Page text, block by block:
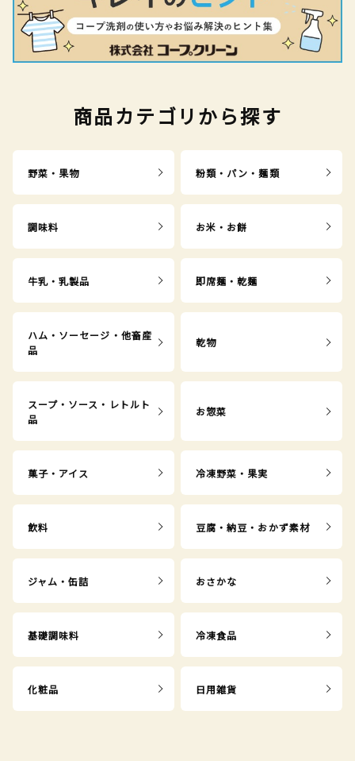
商品カテゴリから探す
野菜・果物 粉類・パン・麺類
調味料 お米・お餅
牛乳・乳製品 即席麺・乾麺
ハム・ソーセージ・他畜産
品
乾物
スープ・ソース・レトルト
品
お惣菜
菓子・アイス 冷凍野菜・果実
飲料 豆腐・納豆・おかず素材
ジャム・缶詰 おさかな
基礎調味料 冷凍食品
化粧品 日用雑貨